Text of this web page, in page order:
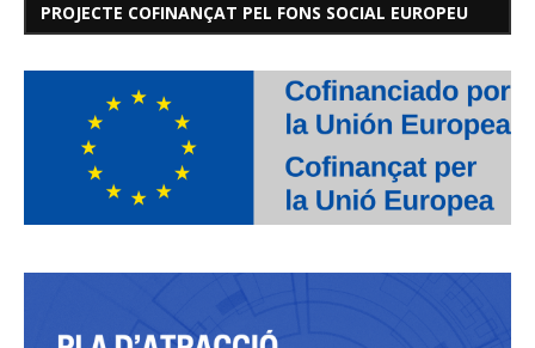
PROJECTE COFINANÇAT PEL FONS SOCIAL EUROPEU